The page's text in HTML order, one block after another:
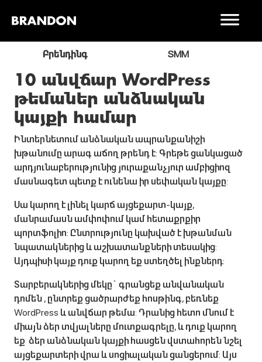
Բրենդինգ SMM
10 անվճար WordPress
թեմաներ անձնական
կայքի համար
Ինտերնետում անձնական ապրանքանիշի
խթանումը արագ աճող թրենդ է: Գրեթե ցանկացած
արդյունաբերությունից յուրաքանչյուր ամբիցիոզ
մասնագետ պետք է ունենա իր սեփական կայքը:
Սա կարող է լինել կարճ այցեքարտ-կայք,
մանրամասն ամփոփում կամ հետաքրքիր
պորտֆոլիո: Ընտրությունը կախված է խթանման
նպատակներից և աշխատանքների տեսակից:
Այդպիսի կայք դուք կարող եք ստեղծել ինքներդ:
Տարբերակներից մեկը` գրանցեք անվանական
դոմեն , ընտրեք ցածրարժեք հոսթինգ, բեռնեք
WordPress և անվճար թեմա: Դրանից հետո մնում է
միայն ձեր տվյալները մուտքագրելը, և դուք կարող
եք ձեր անձնական կայքի հասցեն վստահորեն նշել
այցեքարտերի վրա և սոցիալական ցանցերում: Այս